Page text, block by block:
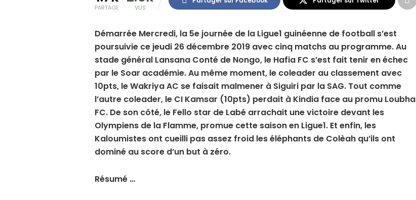
PARTAGE VUS
Démarrée Mercredi, la 5e journée de la Ligue1 guinéenne de football s’est
poursuivie ce jeudi 26 décembre 2019 avec cinq matchs au programme. Au
stade général Lansana Conté de Nongo, le Hafia FC s’est fait tenir en échec
par le Soar académie. Au même moment, le coleader au classement avec
10pts, le Wakriya AC se faisait malmener à Siguiri par la SAG. Tout comme
l’autre coleader, le CI Kamsar (10pts) perdait à Kindia face au promu Loubha
FC. De son côté, le Fello star de Labé arrachait une victoire devant les
Olympiens de la Flamme, promue cette saison en Ligue1. Et enfin, les
Kaloumistes ont cueilli pas assez froid les éléphants de Colèah qu’ils ont
dominé au score d’un but à zéro.
Résumé …